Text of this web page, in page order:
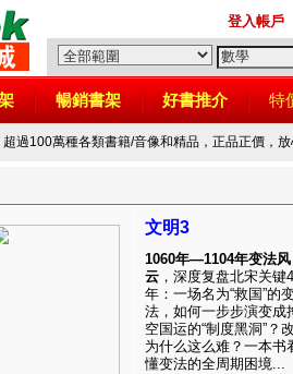
登入帳戶
暢銷書架 好書推介 特
超過100萬種各類書籍/音像和精品，正品正價，
文明3
1060年—1104年变法风
云 ，深度复盘北宋关键
年：一场名为“救国”的
法，如何一步步演变成
空国运的“制度黑洞”？
为什么这么难？一本书
懂变法的全周期困境...